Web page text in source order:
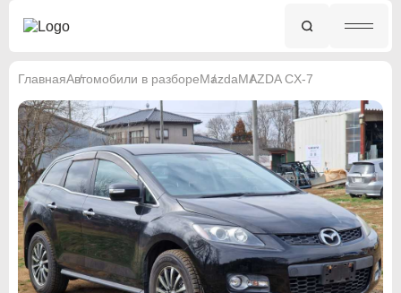
ГлавнаяАвтомобили в разбореMazdaMAZDA CX-7